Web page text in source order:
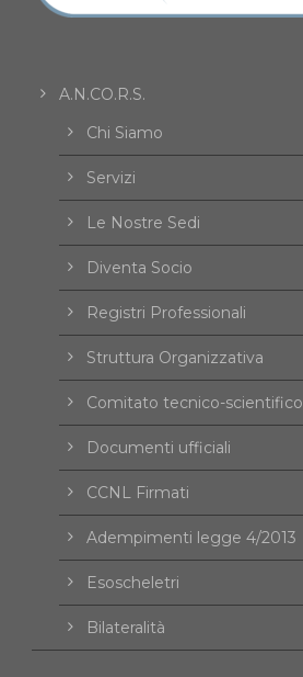
A.N.CO.R.S.
Chi Siamo
Servizi
Le Nostre Sedi
Diventa Socio
Registri Professionali
Struttura Organizzativa
Comitato tecnico-scientifico
Documenti ufficiali
CCNL Firmati
Adempimenti legge 4/2013
Esoscheletri
Bilateralità